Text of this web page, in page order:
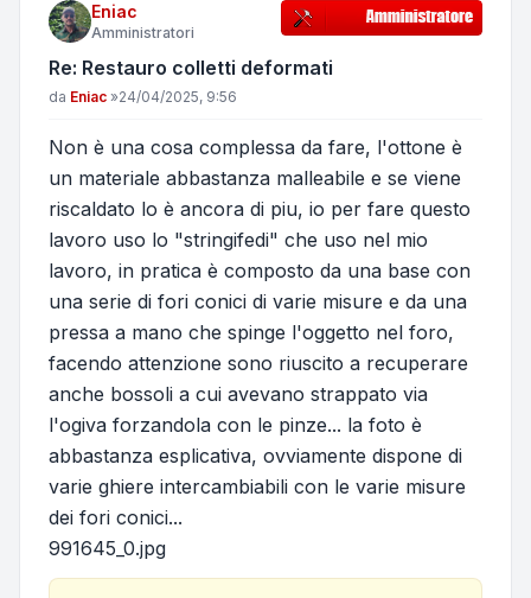
Eniac
Amministratori
Re: Restauro colletti deformati
Messaggio
da Eniac »24/04/2025, 9:56
Non è una cosa complessa da fare, l'ottone è
un materiale abbastanza malleabile e se viene
riscaldato lo è ancora di piu, io per fare questo
lavoro uso lo "stringifedi" che uso nel mio
lavoro, in pratica è composto da una base con
una serie di fori conici di varie misure e da una
pressa a mano che spinge l'oggetto nel foro,
facendo attenzione sono riuscito a recuperare
anche bossoli a cui avevano strappato via
l'ogiva forzandola con le pinze... la foto è
abbastanza esplicativa, ovviamente dispone di
varie ghiere intercambiabili con le varie misure
dei fori conici...
991645_0.jpg